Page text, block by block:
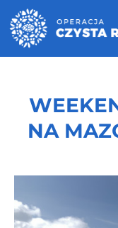
NA